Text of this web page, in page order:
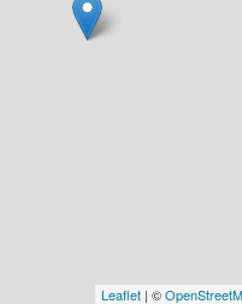
Leaflet | ©